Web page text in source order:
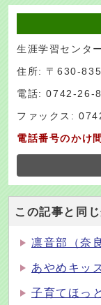
生涯学習センター
住所: 〒630-
電話: 0742-26-
ファックス:
電話番号のかけ
この記事と同
凛音部（奈
あやめキッ
子育てほっ